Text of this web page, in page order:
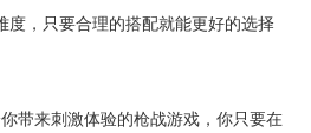
度，只要合理的搭配就能更好的选择
带来刺激体验的枪战游戏，你只要在